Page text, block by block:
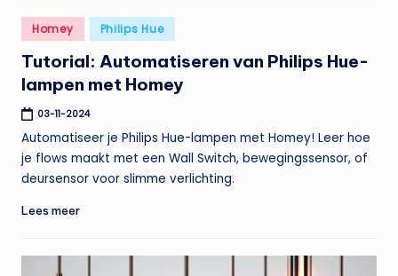
Geplaatst
in
Homey Philips Hue
Tutorial: Automatiseren van Philips Hue-
lampen met Homey
03-11-2024
Automatiseer je Philips Hue-lampen met Homey! Leer hoe
je flows maakt met een Wall Switch, bewegingssensor, of
deursensor voor slimme verlichting.
Lees meer